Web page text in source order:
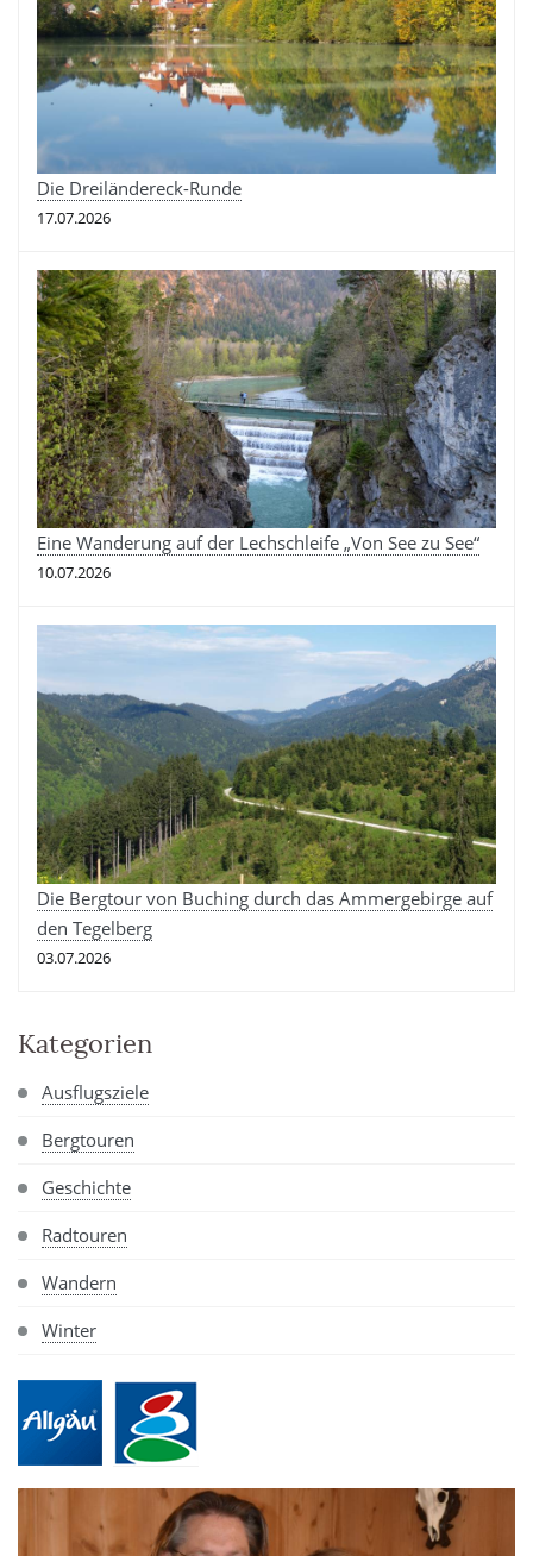
Die Dreiländereck-Runde
17.07.2026
Eine Wanderung auf der Lechschleife „Von See zu See“
10.07.2026
Die Bergtour von Buching durch das Ammergebirge auf
den Tegelberg
03.07.2026
Kategorien
Ausflugsziele
Bergtouren
Geschichte
Radtouren
Wandern
Winter